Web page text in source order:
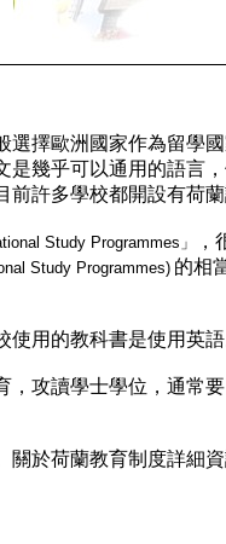
擇歐洲國家作為留學
是幾乎可以通用的語言，
許多學校都開設有荷蘭
Study Programmes 」
Study Programmes) 的相
用的教科書是使用英語
攻讀學士學位，通常
於荷蘭教育制度詳細